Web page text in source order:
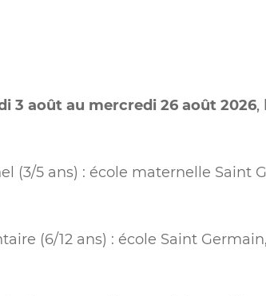
3 août au mercredi 26 août 2026,
(3/5 ans) : école maternelle Saint
(6/12 ans) : école Saint